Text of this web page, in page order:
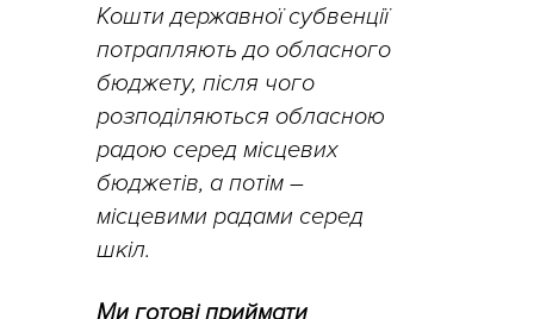
Кошти державної субвенції
потрапляють до обласного
бюджету, після чого
розподіляються обласною
радою серед місцевих
бюджетів, а потім –
місцевими радами серед
шкіл.
Ми готові приймати